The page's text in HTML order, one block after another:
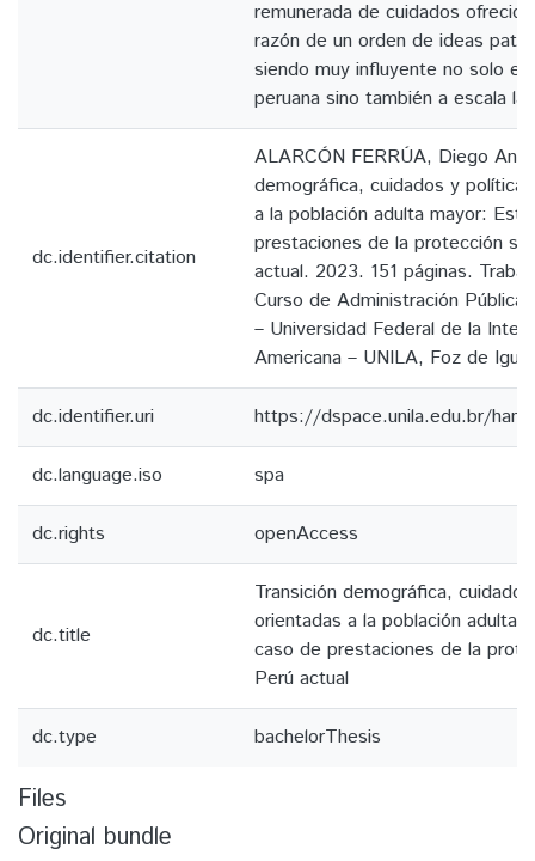
remunerada de cuidados
razón de un orden de ideas
siendo muy influyente no solo
peruana sino también a escala
dc.identifier.citation
ALARCÓN FERRÚA, Diego
demográfica, cuidados y
a la población adulta mayor:
prestaciones de la protección
actual. 2023. 151 páginas.
Curso de Administración Pública
– Universidad Federal de la
Americana – UNILA, Foz de
dc.identifier.uri https://dspace.unila.edu.br/
dc.language.iso spa
dc.rights openAccess
dc.title
Transición demográfica,
orientadas a la población adulta
caso de prestaciones de la
Perú actual
dc.type bachelorThesis
Files
Original bundle